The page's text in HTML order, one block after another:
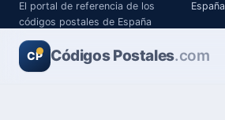
El portal de referencia de los
códigos postales de España
España
CP Códigos Postales.com